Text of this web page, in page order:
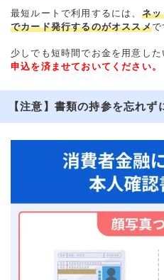
最短ルートで利用するには、 ネ
でカード発行するのがオススメで
少しでも短時間でお金を用意した
申込を済ませておいてください。
【注意】書類の持参を忘れず